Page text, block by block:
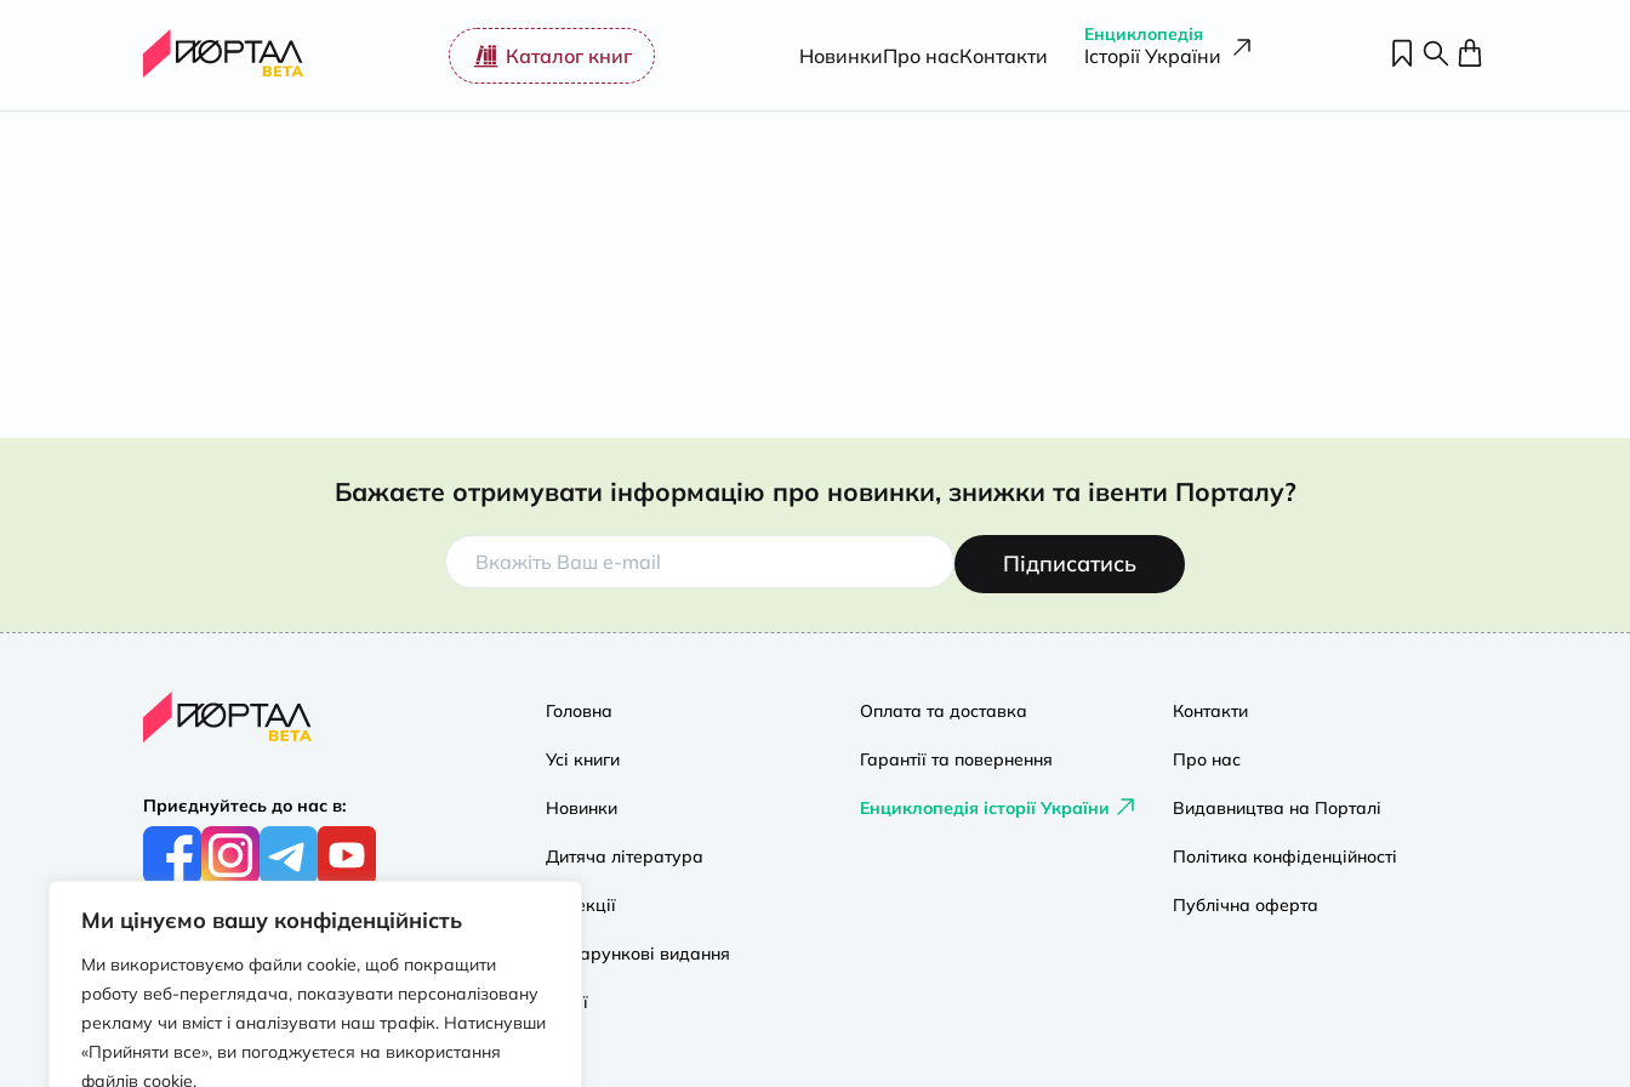
Ми цінуємо вашу конфіденційність
Ми використовуємо файли cookie, щоб покращити
роботу веб-переглядача, показувати персоналізовану
рекламу чи вміст і аналізувати наш трафік. Натиснувши
«Прийняти все», ви погоджуєтеся на використання
файлів cookie.
Каталог книг НовинкиПро насКонтакти
Енциклопедія
Історії України
Бажаєте отримувати інформацію про новинки, знижки та івенти Порталу?
Підписатись
Приєднуйтесь до нас в:
З усіх питань:
+38 097 244 16 56
info@portalbooks.com.ua
Працюємо в будні з 10:00 до 18:00
З приводу співпраці:
Головна
Усі книги
Новинки
Дитяча література
Колекції
Подарункові видання
Акції
Оплата та доставка
Гарантії та повернення
Енциклопедія історії України
Контакти
Про нас
Видавництва на Порталі
Політика конфіденційності
Публічна оферта